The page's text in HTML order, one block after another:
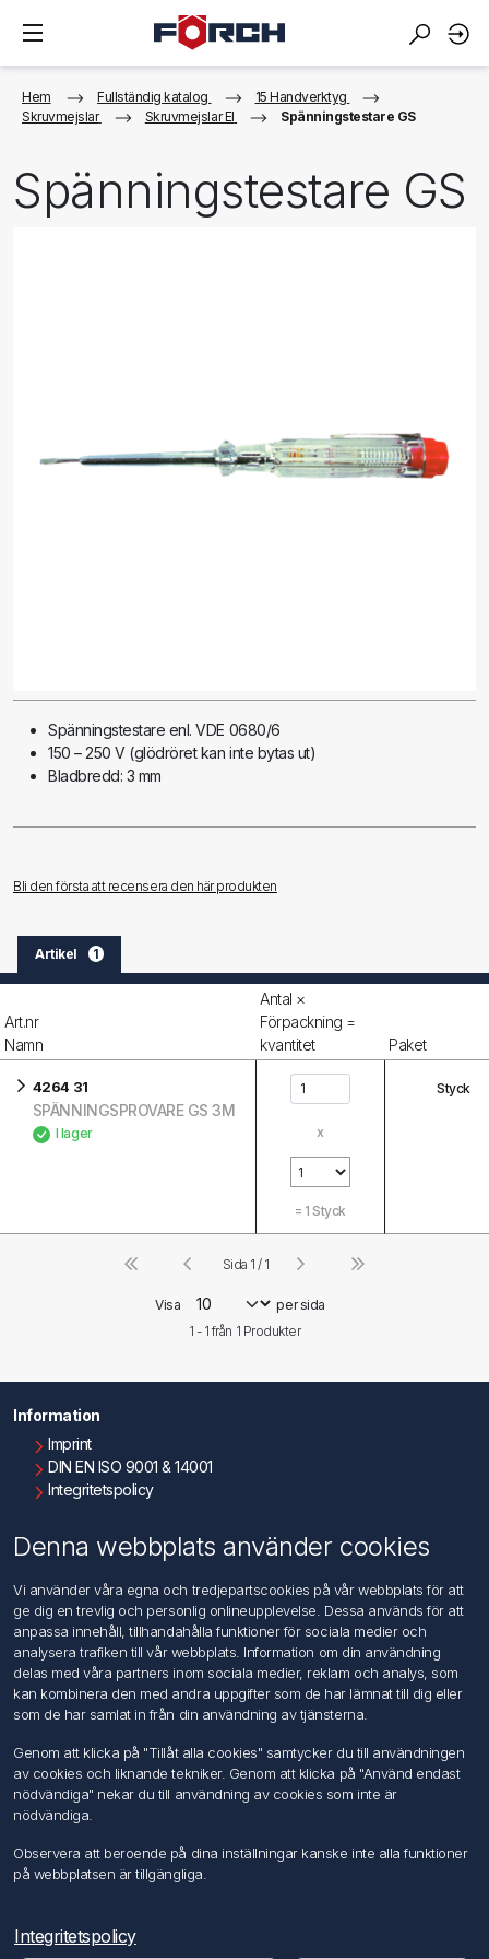
Hem Fullständig katalog
15 Handverktyg
Skruvmejslar
Skruvmejslar El Spänningstestare GS
Spänningstestare GS
Spänningstestare enl. VDE 0680/6
150 – 250 V (glödröret kan inte bytas ut)
Bladbredd: 3 mm
Bli den första att recensera den här produkten
Artikel 1
Art.nr
Namn
Antal ×
Förpackning =
kvantitet
Paket
4264 31
SPÄNNINGSPROVARE GS 3M
I lager x
= 1 Styck
Styck
Visa
per sida
1 - 1 från 1 Produkter
Sida 1 / 1
Information
Imprint
DIN EN ISO 9001 & 14001
Integritetspolicy
Kontakta oss
Kundtjänst
Sök
Mitt konto
Mina ordrar
Mina adresser
Följ oss
Denna webbplats använder cookies
Vi använder våra egna och tredjepartscookies på vår webbplats för att
ge dig en trevlig och personlig onlineupplevelse. Dessa används för att
anpassa innehåll, tillhandahålla funktioner för sociala medier och
analysera trafiken till vår webbplats. Information om din användning
delas med våra partners inom sociala medier, reklam och analys, som
kan kombinera den med andra uppgifter som de har lämnat till dig eller
som de har samlat in från din användning av tjänsterna.
Genom att klicka på "Tillåt alla cookies" samtycker du till användningen
av cookies och liknande tekniker. Genom att klicka på "Använd endast
nödvändiga" nekar du till användning av cookies som inte är
nödvändiga.
Observera att beroende på dina inställningar kanske inte alla funktioner
på webbplatsen är tillgängliga.
Integritetspolicy